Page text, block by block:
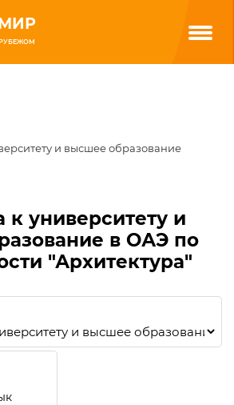
и высшее образование
к университету и
в ОАЭ по
"Архитектура"